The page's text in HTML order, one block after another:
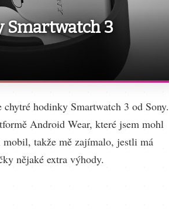
Smartwatch 3
hodinky Smartwatch 3 od Sony.
Android Wear, které jsem mohl
takže mě zajímalo, jestli má
nějaké extra výhody.